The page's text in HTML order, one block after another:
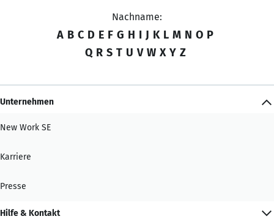
Nachname:
A B C D E F G H I J K L M N O P
Q R S T U V W X Y Z
Unternehmen
New Work SE
Karriere
Presse
Hilfe & Kontakt